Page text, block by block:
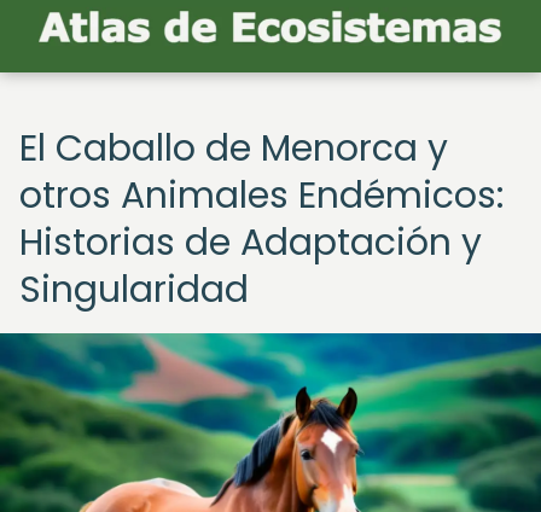
El Caballo de Menorca y
otros Animales Endémicos:
Historias de Adaptación y
Singularidad